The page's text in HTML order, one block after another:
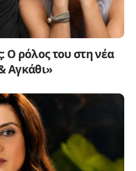
Ο ρόλος του στη νέα
Αγκάθι»